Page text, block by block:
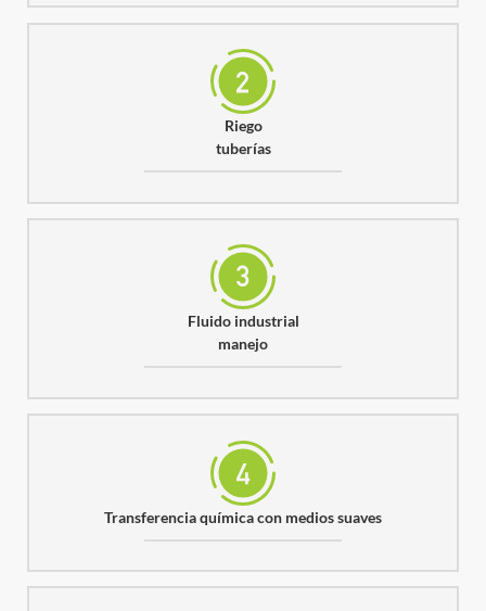
Riego
tuberías
Fluido industrial
manejo
Transferencia química con medios suaves